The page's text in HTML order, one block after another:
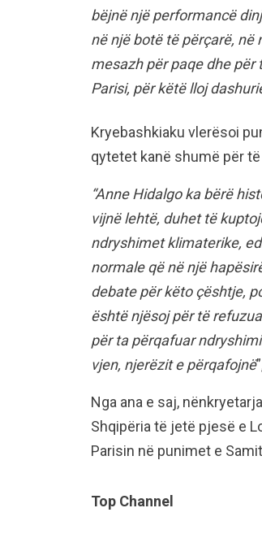
bëjnë një performancë
në një botë të përçarë, në
mesazh për paqe dhe për
Parisi, për këtë lloj
Kryebashkiaku vlerësoi
qytetet kanë shumë për
“Anne Hidalgo ka bërë
vijnë lehtë, duhet të
ndryshimet klimaterike,
normale që në një
debate për këto çështje,
është njësoj për të
për ta përqafuar
vjen, njerëzit e përqafojnë
Nga ana e saj,
Shqipëria të jetë pjesë e
Parisin në punimet e
Top Channel